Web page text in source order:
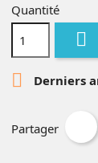
Quantité

 Derniers
Partager